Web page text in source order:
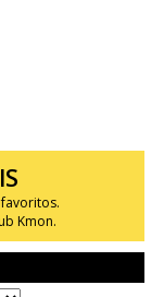
Kmon.